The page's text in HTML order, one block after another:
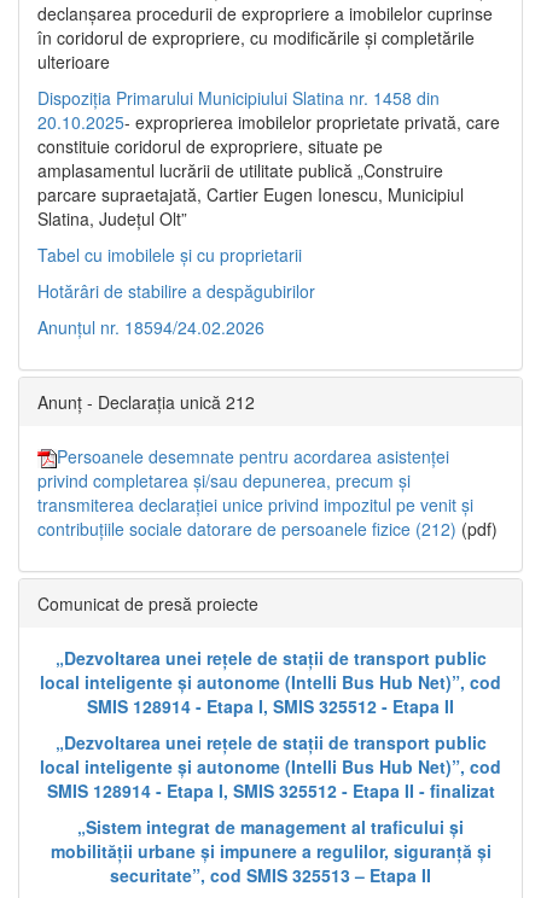
declanşarea procedurii de expropriere a imobilelor cuprinse
în coridorul de expropriere, cu modificările şi completările
ulterioare
Dispoziția Primarului Municipiului Slatina nr. 1458 din
20.10.2025- exproprierea imobilelor proprietate privată, care
constituie coridorul de expropriere, situate pe
amplasamentul lucrării de utilitate publică „Construire
parcare supraetajată, Cartier Eugen Ionescu, Municipiul
Slatina, Județul Olt”
Tabel cu imobilele și cu proprietarii
Hotărâri de stabilire a despăgubirilor
Anunțul nr. 18594/24.02.2026
Anunț - Declarația unică 212
Persoanele desemnate pentru acordarea asistenței
privind completarea și/sau depunerea, precum și
transmiterea declarației unice privind impozitul pe venit și
contribuțiile sociale datorare de persoanele fizice (212) (pdf)
Comunicat de presă proiecte
„Dezvoltarea unei rețele de stații de transport public
local inteligente și autonome (Intelli Bus Hub Net)”, cod
SMIS 128914 - Etapa I, SMIS 325512 - Etapa II
„Dezvoltarea unei rețele de stații de transport public
local inteligente și autonome (Intelli Bus Hub Net)”, cod
SMIS 128914 - Etapa I, SMIS 325512 - Etapa II - finalizat
„Sistem integrat de management al traficului și
mobilității urbane și impunere a regulilor, siguranță și
securitate”, cod SMIS 325513 – Etapa II